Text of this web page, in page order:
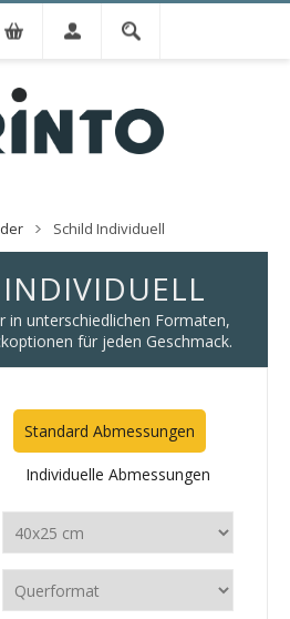
Schild Individuell
in unterschiedlichen Formaten,
für jeden Geschmack.
Standard Abmessungen
Individuelle Abmessungen